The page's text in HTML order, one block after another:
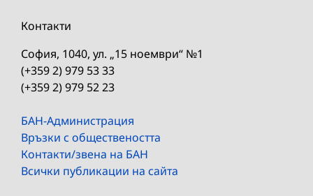
Контакти
София, 1040, ул. „15 ноември“ №1
(+359 2) 979 53 33
(+359 2) 979 52 23
БАН-Администрация
Връзки с обществеността
Контакти/звена на БАН
Всички публикации на сайта